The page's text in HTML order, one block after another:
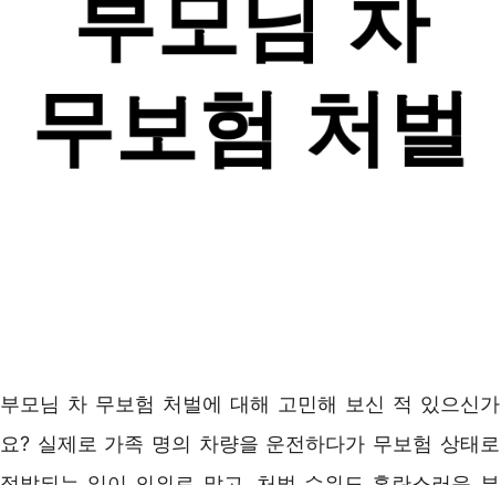
부모님 차 무보험 처벌에 대해 고민해 보신 적 있으신가
요? 실제로 가족 명의 차량을 운전하다가 무보험 상태로